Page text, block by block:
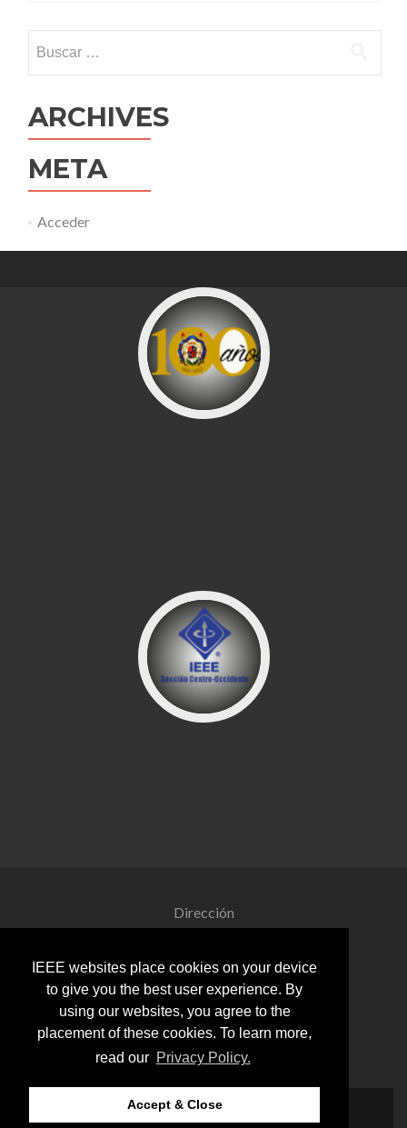
IEEE websites place cookies on your device
to give you the best user experience. By
using our websites, you agree to the
placement of these cookies. To learn more,
read our Privacy Policy.
Accept & Close
ARCHIVES
META
Acceder
Dirección
José Ortiz Bejar
job at dep.fie.umich.mx
(+52) (443) 322 3500 ext 4370